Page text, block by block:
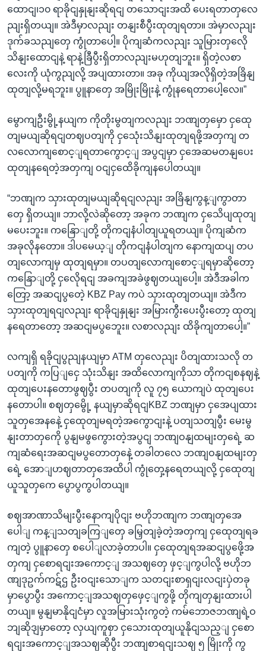
ထောငျ၊၁၀ ရာခိုငျနှုနျးဆိုရငျ တသောငျးအထိ ပေးရတာတှလေ
ညျးရှိတယျ။ အဲဒီမှာလညျး တနျးစီပွီးထုတျရတာ။ အဲမှာလညျး
ဒုက်ခသညျတှေ ကွုံတာပေါ့။ ပိုကျဆံကလညျး သူမြားတှလေို
သိနျးထောငျနဲ့ ရာနဲ့ခြီပွီးရှိတာလညျးမဟုတျဘူး။ ရှိတဲ့လစာ
လေးကို ယုံကွညျလို့ အပျထားတာ။ အခု ကိုယျအလိုရှိတဲ့အခြိနျ
ထုတျလို့မရဘူး။ ပွူနာတှေ အမြိုးမြိုးနဲ့ ကွုံနရေတာပေါ့လေ။”
မွောကျဦးမွို့နယျက ကိုတိုးမွတျကလညျး ဘဏျတှမှော ငှထေု
တျမယျဆိုရငျတဈပတျကို ငှသေုံးသိနျးထုတျရဖို့အတှကျ တ
လလောကျစောင့ျရတာကွောင့ျ အပွငျမှာ ငှအေဆမတနျပေး
ထုတျနရေတဲ့အတှကျ ဝငျငှထေိခိုကျနပေါတယျ။
“ဘဏျက သှားထုတျမယျဆိုရငျလညျး အခြိနျကွန့ျကွာတာ
တှေ ရှိတယျ။ ဘာလို့လဲဆိုတော့ အခုက ဘဏျက ငှသေိပျထုတျ
မပေးဘူး။ ကနြောျတို့ တိုကငျနံပါတျယူရတယျ။ ပိုကျဆံက
အခုလိုနတော။ ဒါပမေယ့ျ တိုကငျနံပါတျက နောကျထပျ တပ
တျလောကျမှ ထုတျရမှာ။ တပတျလောကျစောင့ျရမှာဆိုတော့
ကနြောျတို့ ငှလေိုရငျ အခကျအခဲဖွဈတယျပေါ့။ အဲဒီအခါက
တြော့ အဆငျပွတေဲ့ KBZ Pay ကပဲ သှားထုတျတယျ။ အဲဒီက
သှားထုတျရငျလညျး ရာခိုငျနှုနျး အမြားကွီးပေးပွီးတော့ ထုတျ
နရေတာတော့ အဆငျမပွဘေူး။ လစာလညျး ထိခိုကျတာပေါ့။”
လကျရှိ ရခိုငျပွညျနယျမှာ ATM တှလေညျး ပိတျထားသလို တ
ပတျကို ကပြျငှေ သုံးသိနျး အထိလောကျကိုသာ တိုကငျစနဈနဲ့
ထုတျပေးနတောဖွဈပွီး တပတျကို လူ ၇၅ ယောကျပဲ ထုတျပေး
နတောပါ။ စဈတှမွေို့ နယျမှာဆိုရငျKBZ ဘဏျမှာ ငှအေပျထား
သူတှအေနနေဲ့ ငှထေုတျမရတဲ့အကွောငျးနဲ့ ပတျသတျပွီး မေးမွ
နျးတာတှကေို ပွနျမဖွကွေားတဲ့အပွငျ ဘဏျဝနျထမျးတှရေဲ့ ဆ
ကျဆံရေးအဆငျမပွတောတှနေဲ့ တခါတလေ ဘဏျဝနျထမျးတှ
ရေဲ့ အောျဟဈတာတှအေထိပါ ကွုံတှေ့နရေတယျလို့ ငှထေုတျ
ယူသူတှကေ ပွောပွကွပါတယျ။
စဈအာဏာသိမျးပွီးနောကျပိုငျး ဗဟိုဘဏျက ဘဏျတှအေ
ပေါျ ကန့ျသတျခကြျတှေ ခမြှတျခဲ့တဲ့အတှကျ ငှထေုတျရခ
ကျတဲ့ ပွူနာတှေ စပေါျလာခဲ့တာပါ။ ငှထေုတျရအဆငျပွဖေို့အ
တှကျ ငှစောရငျးအကောင့ျ အသဈတှေ ဖှင့ျကွပါလို့ ဗဟိုဘ
ဏျဒုဥက်ကဋ်ဌ ဦးဝငျးသောျက သတငျးစာရှငျးလငျးပှဲတခု
မှာပွောပွီး အကောင့ျအသဈတှဖှေင့ျကွဖို့ တိုကျတှနျးထားပါ
တယျ။ မွနျမာနိုငျငံမှာ လူအမြားသုံးကွတဲ့ ကမ်ဘောဇဘဏျရဲ့ဝ
ဘျဆိုဒျမှာတော့ လှယျကူစှာ ငှသေားထုတျယူနိုငျသည့ျ ငှစော
ရငျးအကောင့ျအသဈဆိုပွီး ဘဏျစာရငျးသဈ ၅ မြိုးကို ကွ